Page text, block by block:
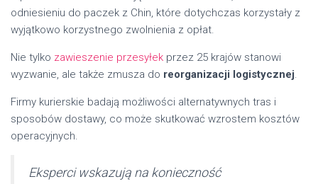
odniesieniu do paczek z Chin, które dotychczas korzystały z
wyjątkowo korzystnego zwolnienia z opłat.
Nie tylko zawieszenie przesyłek przez 25 krajów stanowi
wyzwanie, ale także zmusza do reorganizacji logistycznej.
Firmy kurierskie badają możliwości alternatywnych tras i
sposobów dostawy, co może skutkować wzrostem kosztów
operacyjnych.
Eksperci wskazują na konieczność